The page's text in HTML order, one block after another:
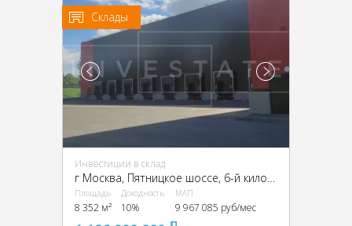
Склады
Инвестиции в склад
Площадь
8 352 м²
Доходность
10%
МАП
9 967 085 руб/мес